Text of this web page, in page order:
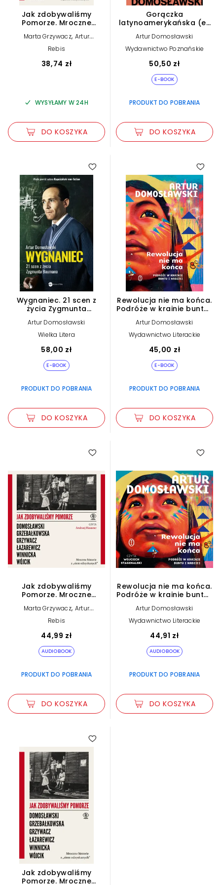
Jak zdobywaliśmy
Pomorze. Mroczne
odzyskanych"
Marta Grzywacz, Artur
Domosławski , Michał Wójcik
Magdalena Grzebałkowska
Ewa Winnicka ,Cezary
Łazarewicz
Rebis
38,74 zł
WYSYŁAMY W 24H
DO KOSZYKA
Gorączka
latynoamerykańska (e-
Artur Domosławski
Wydawnictwo Poznańskie
50,50 zł
E-BOOK
PRODUKT DO POBRANIA
DO KOSZYKA
Wygnaniec. 21 scen z
życia Zygmunta
Artur Domosławski
Wielka Litera
58,00 zł
E-BOOK
PRODUKT DO POBRANIA
DO KOSZYKA
Rewolucja nie ma końca.
Podróże w krainie buntu i
Artur Domosławski
Wydawnictwo Literackie
45,00 zł
E-BOOK
PRODUKT DO POBRANIA
DO KOSZYKA
Jak zdobywaliśmy
Pomorze. Mroczne
odzyskanych” (plik
audio)
Marta Grzywacz, Artur
Domosławski , Michał Wójcik
Magdalena Grzebałkowska
Ewa Winnicka ,Cezary
Łazarewicz
Rebis
44,99 zł
AUDIOBOOK
PRODUKT DO POBRANIA
DO KOSZYKA
Rewolucja nie ma końca.
Podróże w krainie buntu i
Artur Domosławski
Wydawnictwo Literackie
44,91 zł
AUDIOBOOK
PRODUKT DO POBRANIA
DO KOSZYKA
Jak zdobywaliśmy
Pomorze. Mroczne